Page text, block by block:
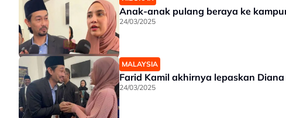
Anak-anak pulang beraya ke
24/03/2025
MALAYSIA
Farid Kamil akhirnya lepaskan
24/03/2025